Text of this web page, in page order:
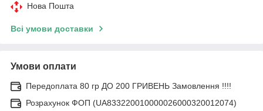
Нова Пошта
Всі умови доставки
Умови оплати
Передоплата 80 гр ДО 200 ГРИВЕНЬ Замовлення !!!!
Розрахунок ФОП (UA833220010000026000320012074)